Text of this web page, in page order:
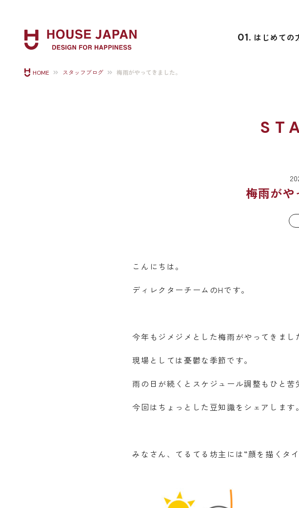
01. はじめての
HOME スタッフブログ 梅雨がやってきました。
梅雨がや
こんにちは。
ディレクターチームのHです。
今年もジメジメとした梅雨がやってきまし
現場としては憂鬱な季節です。
雨の日が続くとスケジュール調整もひと苦
今回はちょっとした豆知識をシェアします。
みなさん、てるてる坊主には“顔を描くタ